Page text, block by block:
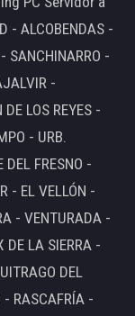
- ALCOBENDAS -
SANCHINARRO -
-
LOS REYES -
- URB.
DEL FRESNO -
- EL VELLÓN -
- VENTURADA -
DE LA SIERRA -
DEL
- RASCAFRÍA -